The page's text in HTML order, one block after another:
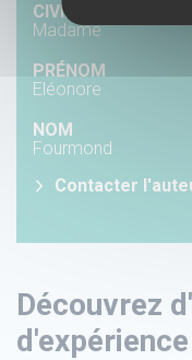
CIVILITÉ
Madame
PRÉNOM
Eléonore
NOM
Fourmond
Contacter
Découvrez
d'expérience